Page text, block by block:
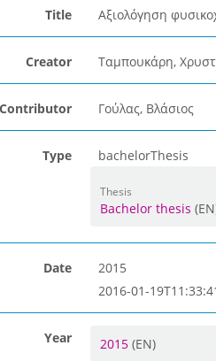
Title Αξιολόγηση
Creator Ταμπουκάρη,
Contributor Γούλας, Βλάσιος
Type bachelorThesis
Thesis
Bachelor thesis
Date
2015
2016-01-
Year 2015 (EN)